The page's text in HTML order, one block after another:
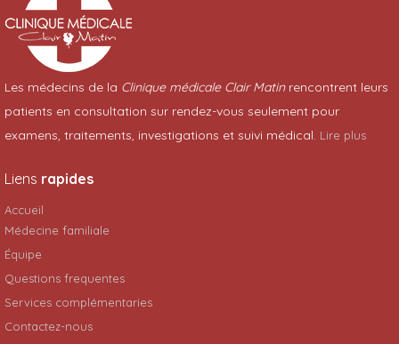
Les médecins de la Clinique médicale Clair Matinrencontrent leurs
patients en consultation sur rendez-vous seulement pour
examens, traitements, investigations et suivi médical. Lire plus
Liens rapides
Accueil
Médecine familiale
Équipe
Questions frequentes
Services complémentaries
Contactez-nous